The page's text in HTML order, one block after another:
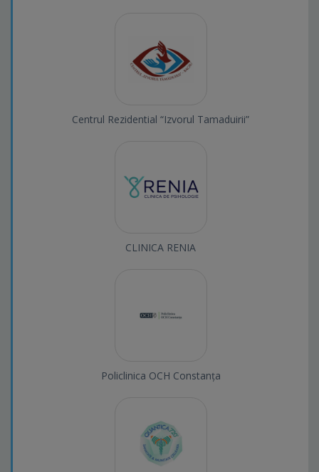
Centrul Rezidential “Izvorul Tamaduirii”
CLINICA RENIA
Policlinica OCH Constanța